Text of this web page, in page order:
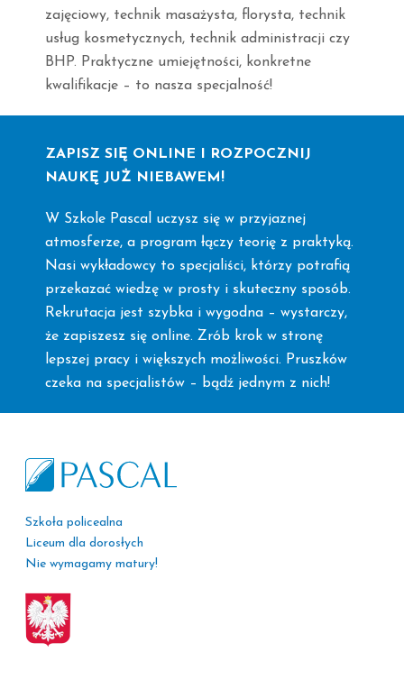
zajęciowy, technik masażysta, florysta, technik
usług kosmetycznych, technik administracji czy
BHP. Praktyczne umiejętności, konkretne
kwalifikacje – to nasza specjalność!
ZAPISZ SIĘ ONLINE I ROZPOCZNIJ
NAUKĘ JUŻ NIEBAWEM!
W Szkole Pascal uczysz się w przyjaznej
atmosferze, a program łączy teorię z praktyką.
Nasi wykładowcy to specjaliści, którzy potrafią
przekazać wiedzę w prosty i skuteczny sposób.
Rekrutacja jest szybka i wygodna – wystarczy,
że zapiszesz się online. Zrób krok w stronę
lepszej pracy i większych możliwości. Pruszków
czeka na specjalistów – bądź jednym z nich!
Szkoła policealna
Liceum dla dorosłych
Nie wymagamy matury!